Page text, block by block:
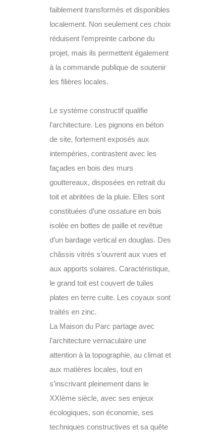
faiblement transformés et disponibles
localement. Non seulement ces choix
réduisent l’empreinte carbone du
projet, mais ils permettent également
à la commande publique de soutenir
les filières locales.
Le système constructif qualifie
l’architecture. Les pignons en béton
de site, fortement exposés aux
intempéries, contrastent avec les
façades en bois des murs
gouttereaux, disposées en retrait du
toit et abritées de la pluie. Elles sont
constituées d’une ossature en bois
isolée en bottes de paille et revêtue
d’un bardage vertical en douglas. Des
châssis vitrés s’ouvrent aux vues et
aux apports solaires. Caractéristique,
le grand toit est couvert de tuiles
plates en terre cuite. Les coyaux sont
traités en zinc.
La Maison du Parc partage avec
l’architecture vernaculaire une
attention à la topographie, au climat et
aux matières locales, tout en
s’inscrivant pleinement dans le
XXIème siècle, avec ses enjeux
écologiques, son économie, ses
techniques constructives et sa quête